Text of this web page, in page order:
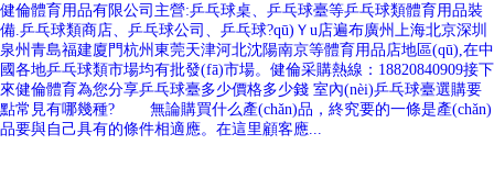
健倫體育用品有限公司主營:乒乓球桌、乒乓球臺等乒乓球類體育用品裝
備.乒乓球類商店、乒乓球公司、乒乓球?qū)Ｙu店遍布廣州上海北京深圳
泉州青島福建廈門杭州東莞天津河北沈陽南京等體育用品店地區(qū),在中
國各地乒乓球類市場均有批發(fā)市場。健倫采購熱線：18820840909接下
來健倫體育為您分享乒乓球臺多少價格多少錢 室內(nèi)乒乓球臺選購要
點常見有哪幾種? 無論購買什么產(chǎn)品，終究要的一條是產(chǎn)
品要與自己具有的條件相適應。在這里顧客應...